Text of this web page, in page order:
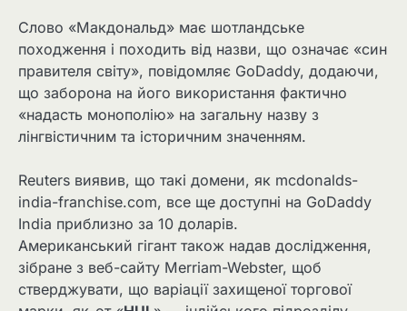
Слово «Макдональд» має шотландське
походження ⁠і походить від назви, що означає «син
правителя світу», повідомляє GoDaddy, додаючи,
що заборона на його використання фактично
«надасть монополію» на загальну назву ​з
лінгвістичним та історичним значенням.
Reuters виявив, що такі домени, як mcdonalds-
india-franchise.com, все ще доступні на GoDaddy
India приблизно за 10 доларів.
Американський гігант також надав дослідження,
зібране з веб-сайту Merriam-Webster, щоб
стверджувати, що варіації захищеної торгової